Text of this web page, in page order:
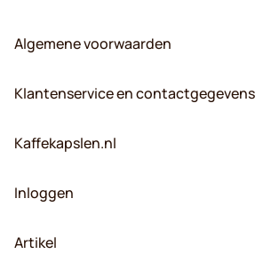
Algemene voorwaarden
Klantenservice en contactgegevens
Kaffekapslen.nl
Inloggen
Artikel